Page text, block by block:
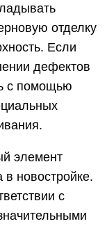
отделку
Если
дефектов
с помощью
элемент
новостройке.
с